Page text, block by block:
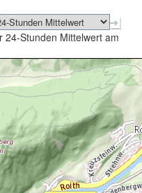
24-Stunden Mittelwert am